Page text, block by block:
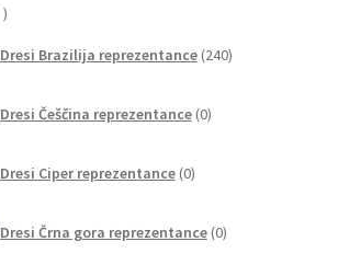
21
Dresi Brazilija reprezentance 240izdelkov
Dresi Češčina reprezentance 0izdelkov
Dresi Ciper reprezentance 0izdelkov
Dresi Črna gora reprezentance 0izdelkov